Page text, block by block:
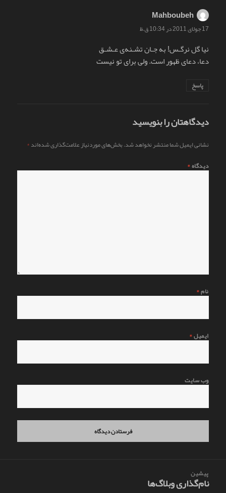
Mahboubeh
17 جولای 2011 در 10:34 ق.ظ
نیا گل نرگـس! به جـان تشـنه‌ی عـشـق
دعا، دعای ظهور است. ولی برای تو نیست
پاسخ
دیدگاهتان را بنویسید
نشانی ایمیل شما منتشر نخواهد شد.بخش‌های موردنیاز علامت‌گذاری شده‌اند*
دیدگاه*
نام*
ایمیل*
وب‌ سایت
نوشتهپیشین
نوشته
نام‌گذاری وبلاگ‌ها